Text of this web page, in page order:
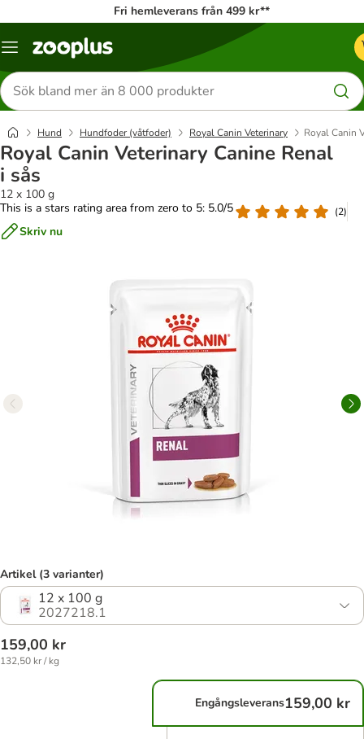
Fri hemleverans från 499 kr**
Katalogmeny
Sök
efter
produkter
Hund Hundfoder (våtfoder) Royal Canin Veterinary Royal Canin
Royal Canin Veterinary Canine Renal
i sås
12 x 100 g
This is a stars rating area from zero to 5: 5.0/5
(2)
Skriv nu
Artikel (3 varianter)
12 x 100 g
2027218.1
159,00 kr
132,50 kr / kg
Engångsleverans159,00 kr